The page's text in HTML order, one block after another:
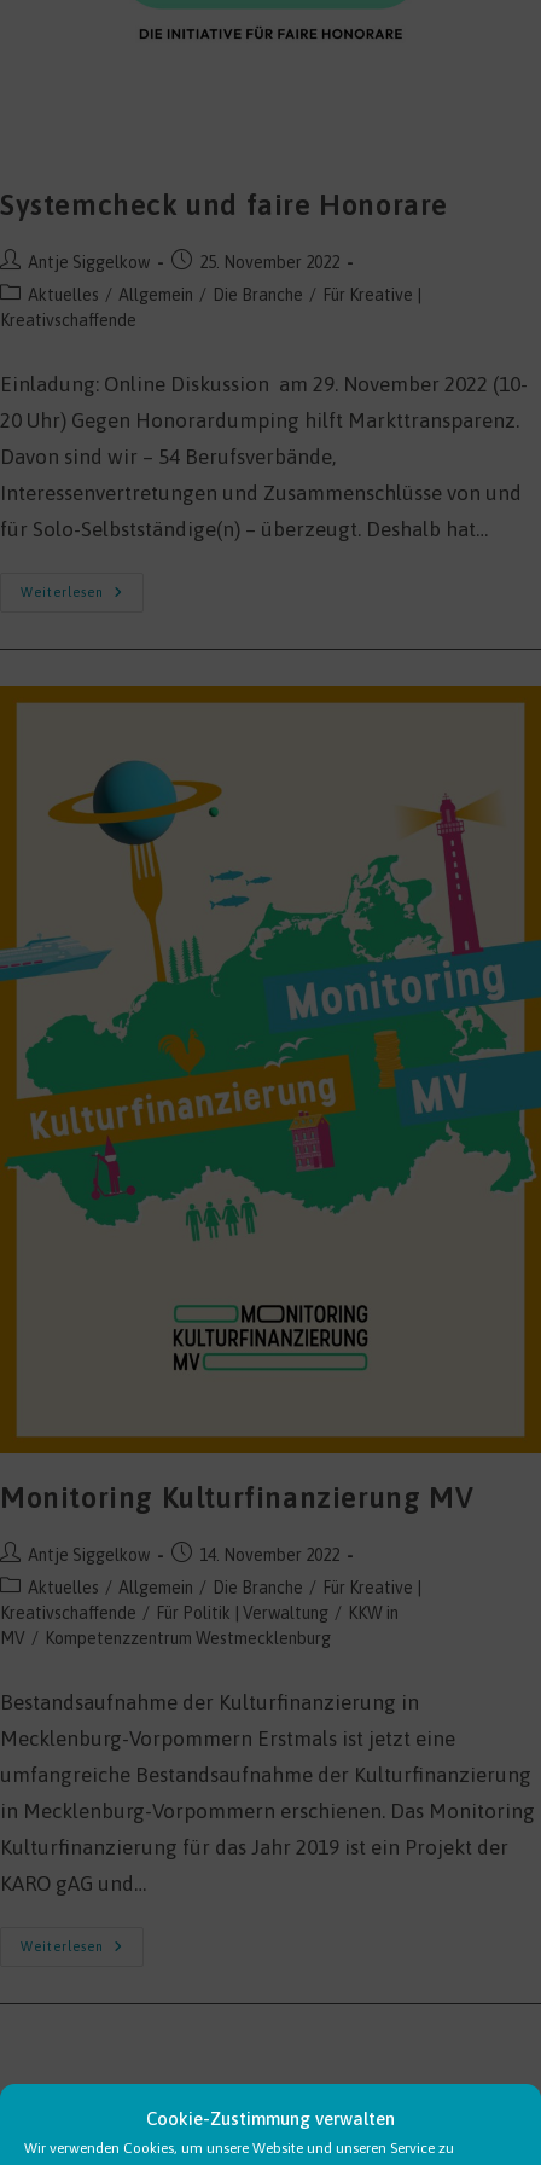
Cookie-Zustimmung verwalten
Wir verwenden Cookies, um unsere Website und unseren Service zu
Systemcheck und faire Honorare
Beitrags-
Autor:
Antje Siggelkow
Beitrag
veröffentlicht:
25. November 2022
Beitrags-
Kategorie:
Aktuelles / Allgemein / Die Branche / Für Kreative |
Kreativschaffende
Einladung: Online Diskussion am 29. November 2022 (10-
20 Uhr) Gegen Honorardumping hilft Markttransparenz.
Davon sind wir – 54 Berufsverbände,
Interessenvertretungen und Zusammenschlüsse von und
für Solo-Selbstständige(n) – überzeugt. Deshalb hat…
Weiterlesen
Systemcheck
Monitoring Kulturfinanzierung MV
Beitrags-
Autor:
Antje Siggelkow
Beitrag
veröffentlicht:
14. November 2022
Beitrags-
Kategorie:
Aktuelles / Allgemein / Die Branche / Für Kreative |
Kreativschaffende / Für Politik | Verwaltung / KKW in
MV / Kompetenzzentrum Westmecklenburg
Bestandsaufnahme der Kulturfinanzierung in
Mecklenburg-Vorpommern Erstmals ist jetzt eine
umfangreiche Bestandsaufnahme der Kulturfinanzierung
in Mecklenburg-Vorpommern erschienen. Das Monitoring
Kulturfinanzierung für das Jahr 2019 ist ein Projekt der
KARO gAG und…
Weiterlesen
Monitoring